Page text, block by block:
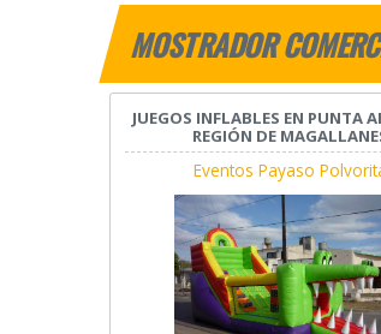
MOSTRADOR
JUEGOS INFLABLES EN PUNTA
REGIÓN DE
Eventos Payaso